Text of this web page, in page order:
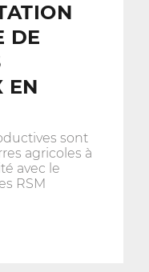
DE
EN
sont
agricoles à
avec le
RSM